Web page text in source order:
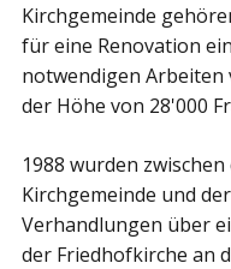
Kirchgemeinde
für eine Renovation
notwendigen Arbeiten
der Höhe von 28'000
1988 wurden
Kirchgemeinde und
Verhandlungen über
der Friedhofkirche an